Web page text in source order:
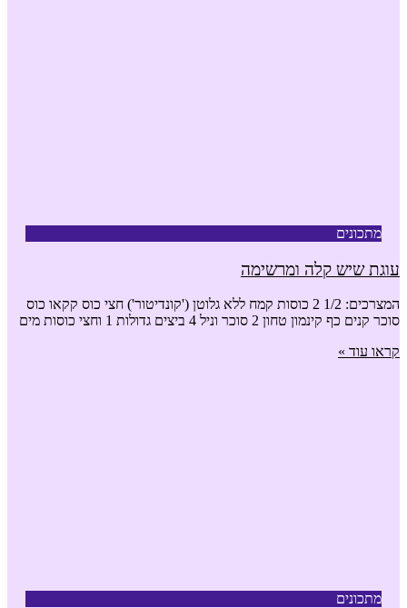
מתכונים
עוגת שיש קלה ומרשימה
המצרכים: 1/2 2 כוסות קמח ללא גלוטן ('קונדיטור') חצי כוס קקאו כוס
סוכר קנים כף קינמון טחון 2 סוכר וניל 4 ביצים גדולות 1 וחצי כוסות מים
קראו עוד »
מתכונים